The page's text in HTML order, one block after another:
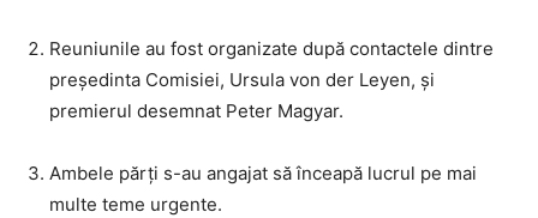
Reuniunile au fost organizate după contactele dintre
președinta Comisiei, Ursula von der Leyen, și
premierul desemnat Peter Magyar.
Ambele părți s-au angajat să înceapă lucrul pe mai
multe teme urgente.